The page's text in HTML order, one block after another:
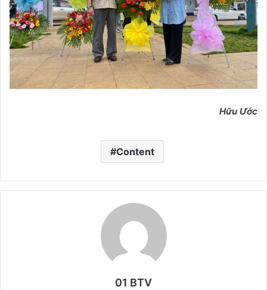
Hữu Ước
Content
01 BTV